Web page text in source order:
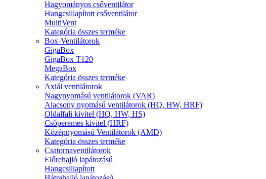
Hagyományos csőventilátor
Hangcsillapított csőventilátor
MultiVent
Kategória összes terméke
Box-Ventilátorok
GigaBox
GigaBox T120
MegaBox
Kategória összes terméke
Axiál ventilátorok
Nagynyomású ventilátorok (VAR)
Alacsony nyomású ventilátorok (HQ, HW, HRF)
Oldalfali kivitel (HQ, HW, HS)
Csőperemes kivitel (HRF)
Középnyomású Ventilátorok (AMD)
Kategória összes terméke
Csatornaventilátorok
Előrehajló lapátozású
Hangcsillapított